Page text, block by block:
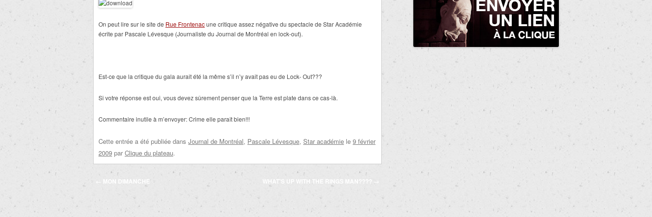
On peut lire sur le site de Rue Frontenacune critique assez négative du spectacle de Star Académie
écrite par Pascale Lévesque (Journaliste du Journal de Montréal en lock-out).
Est-ce que la critique du gala aurait été la même s’il n’y avait pas eu de Lock- Out???
Si votre réponse est oui, vous devez sûrement penser que la Terre est plate dans ce cas-là.
Commentaire inutile à m’envoyer: Crime elle paraît bien!!!
Cette entrée a été publiée dans Journal de Montréal, Pascale Lévesque, Star académie le 9 février
2009 par Clique du plateau.
Navigation
articles
← MON DIMANCHE WHAT'S UP WITH THE RINGS MAN???? →